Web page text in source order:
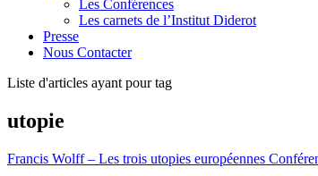
Les Conférences
Les carnets de l’Institut Diderot
Presse
Nous Contacter
Liste d'articles ayant pour tag
utopie
Francis Wolff – Les trois utopies européennes